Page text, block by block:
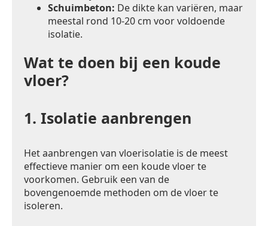
Schuimbeton: De dikte kan variëren, maar
meestal rond 10-20 cm voor voldoende
isolatie.
Wat te doen bij een koude
vloer?
1. Isolatie aanbrengen
Het aanbrengen van vloerisolatie is de meest
effectieve manier om een koude vloer te
voorkomen. Gebruik een van de
bovengenoemde methoden om de vloer te
isoleren.